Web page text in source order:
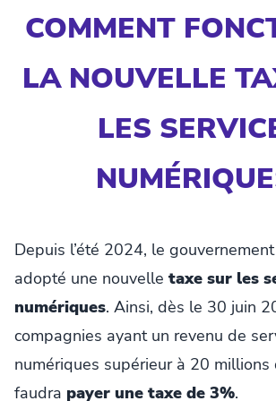
COMMENT
LA NOUVELLE
LES
Depuis l’été 2024, le
adopté une nouvelle taxe sur les
numériques. Ainsi, dès le 30 juin
compagnies ayant un revenu de
numériques supérieur à 20
faudra payer une taxe de 3%.